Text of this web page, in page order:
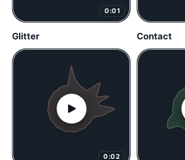
0:01
Glitter Contact
0:02